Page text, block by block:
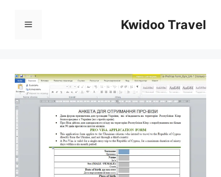
содержимому
Kwidoo Travel
Меню